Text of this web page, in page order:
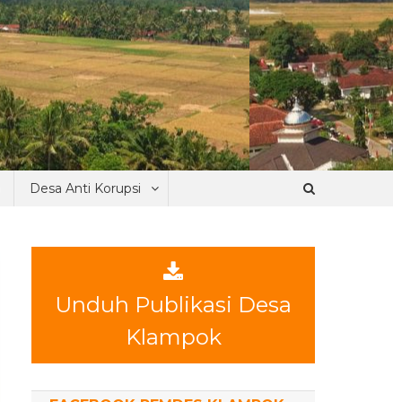
Desa Anti Korupsi
Unduh Publikasi Desa
Klampok